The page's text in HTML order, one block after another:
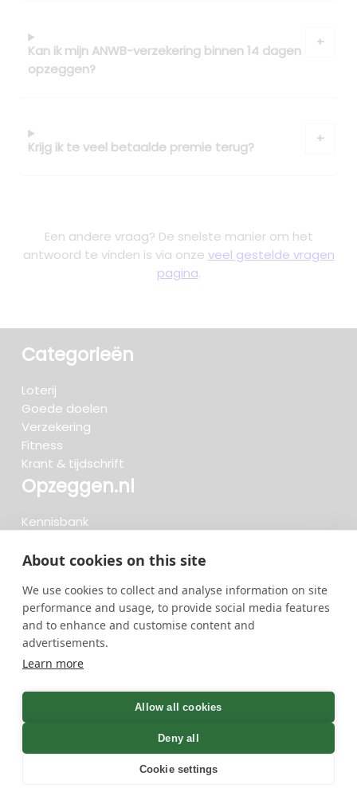
About cookies on this site
We use cookies to collect and analyse information on site
performance and usage, to provide social media features
and to enhance and customise content and
advertisements.
Learn more
Allow all cookies
Deny all
Cookie settings
Kan ik mijn ANWB-verzekering binnen 14 dagen
opzeggen?
Krijg ik te veel betaalde premie terug?
Een andere vraag? De snelste manier om het
antwoord te vinden is via onze veel gestelde vragen
pagina.
Categorieën
Loterij
Goede doelen
Verzekering
Fitness
Krant & tijdschrift
Opzeggen.nl
Kennisbank
Beoordelingen
Meteen opzeggen
736 opzeggingen afgelopen 30 dagen - 3.666.127
opzeggingen in totaal
GreenOnline BV Gebruiksvoorwaarden